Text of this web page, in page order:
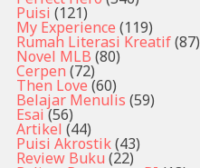
Puisi (121)
My Experience (119)
Rumah Literasi Kreatif(87)
Novel MLB (80)
Cerpen (72)
Then Love (60)
Belajar Menulis (59)
Esai (56)
Artikel (44)
Puisi Akrostik(43)
Review Buku (22)